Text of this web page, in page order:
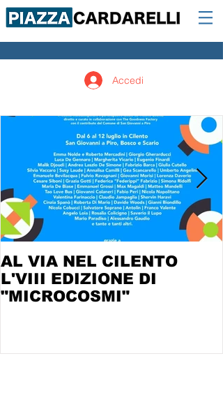
Accedi
AL VIA NEL CILENTO
L'VIII EDIZIONE DI
"MICROCOSMI"